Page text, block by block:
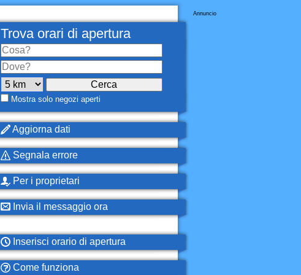
Annuncio
Trova orari di apertura
Mostra solo negozi aperti
Aggiorna dati
Segnala errore
Per i proprietari
Invia il messaggio ora
Inserisci orario di apertura
Come funziona